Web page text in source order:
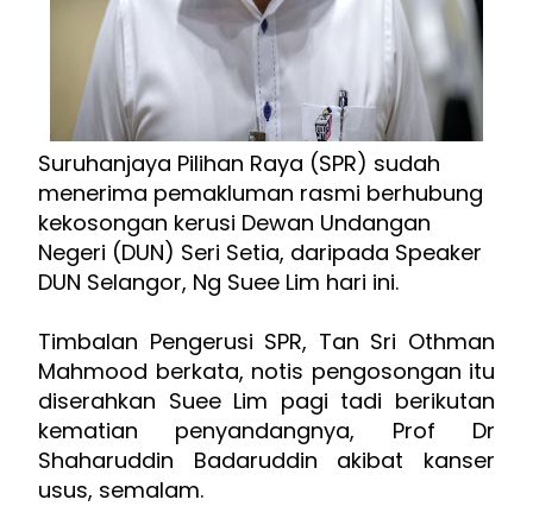
Suruhanjaya Pilihan Raya (SPR) sudah
menerima pemakluman rasmi berhubung
kekosongan kerusi Dewan Undangan
Negeri (DUN) Seri Setia, daripada Speaker
DUN Selangor, Ng Suee Lim hari ini.
Timbalan Pengerusi SPR, Tan Sri Othman
Mahmood berkata, notis pengosongan itu
diserahkan Suee Lim pagi tadi berikutan
kematian penyandangnya, Prof Dr
Shaharuddin Badaruddin akibat kanser
usus, semalam.